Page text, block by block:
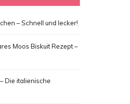
– Schnell und lecker!
Moos Biskuit Rezept –
Die italienische